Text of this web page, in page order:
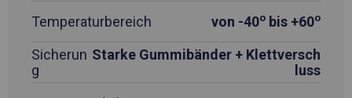
Temperaturbereich von -40o bis +60o
Sicherun
g
Starke Gummibänder + Klettversch
luss